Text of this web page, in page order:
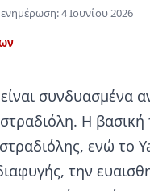
ενημέρωση:4 Ιουνίου 2026
συνδυασμένα
Η
ενώ
την